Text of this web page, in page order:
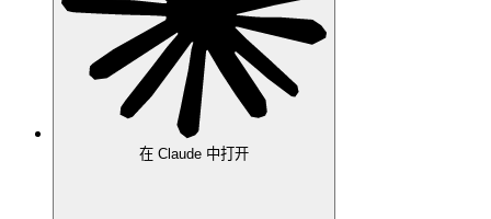
在 Claude 中打开